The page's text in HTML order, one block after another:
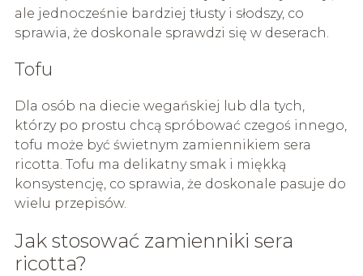
ale jednocześnie bardziej tłusty i słodszy, co
sprawia, że doskonale sprawdzi się w deserach.
Tofu
Dla osób na diecie wegańskiej lub dla tych,
którzy po prostu chcą spróbować czegoś innego,
tofu może być świetnym zamiennikiem sera
ricotta. Tofu ma delikatny smak i miękką
konsystencję, co sprawia, że doskonale pasuje do
wielu przepisów.
Jak stosować zamienniki sera
ricotta?